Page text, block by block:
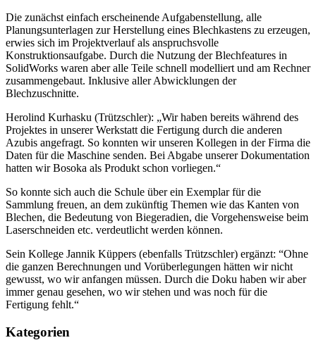
Die zunächst einfach erscheinende Aufgabenstellung, alle
Planungsunterlagen zur Herstellung eines Blechkastens zu erzeugen,
erwies sich im Projektverlauf als anspruchsvolle
Konstruktionsaufgabe. Durch die Nutzung der Blechfeatures in
SolidWorks waren aber alle Teile schnell modelliert und am Rechner
zusammengebaut. Inklusive aller Abwicklungen der
Blechzuschnitte.
Herolind Kurhasku (Trützschler): „Wir haben bereits während des
Projektes in unserer Werkstatt die Fertigung durch die anderen
Azubis angefragt. So konnten wir unseren Kollegen in der Firma die
Daten für die Maschine senden. Bei Abgabe unserer Dokumentation
hatten wir Bosoka als Produkt schon vorliegen.“
So konnte sich auch die Schule über ein Exemplar für die
Sammlung freuen, an dem zukünftig Themen wie das Kanten von
Blechen, die Bedeutung von Biegeradien, die Vorgehensweise beim
Laserschneiden etc. verdeutlicht werden können.
Sein Kollege Jannik Küppers (ebenfalls Trützschler) ergänzt: “Ohne
die ganzen Berechnungen und Vorüberlegungen hätten wir nicht
gewusst, wo wir anfangen müssen. Durch die Doku haben wir aber
immer genau gesehen, wo wir stehen und was noch für die
Fertigung fehlt.“
Kategorien